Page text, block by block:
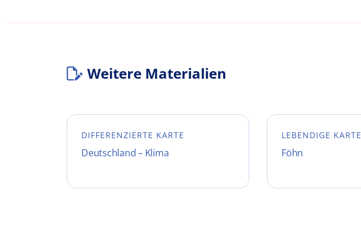
Weitere Materialien
DIFFERENZIERTE KARTE
Deutschland – Klima
LEBENDIGE KARTE
Föhn